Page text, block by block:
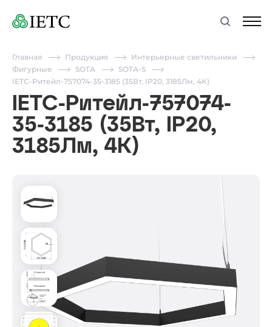
Главная Продукция
Интерьерные светильники
Фигурные
SOTA
SOTA-S
IETC-Ритейл-757074-35-3185 (35Вт, IP20, 3185Лм, 4К)
IETC-Ритейл-757074-
35-3185 (35Вт, IP20,
3185Лм, 4К)